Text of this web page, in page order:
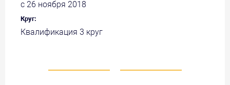
с 26 ноября 2018
Круг:
Квалификация 3 круг